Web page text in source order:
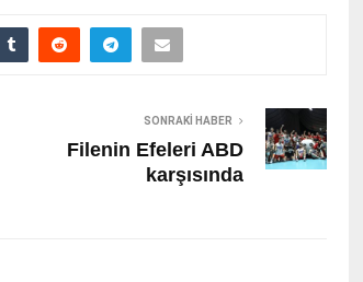
SONRAKI HABER
Filenin Efeleri ABD
karşısında